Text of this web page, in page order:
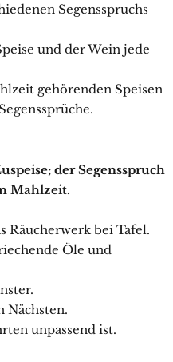
Segensspruchs
und der Wein jede
gehörenden Speisen
der Segensspruch
Mahlzeit.
Räucherwerk bei Tafel.
Öle und
Nächsten.
unpassend ist.